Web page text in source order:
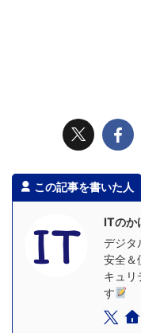
この記事を書いた人
ITのか
デジタ
安全＆
キュリ
す